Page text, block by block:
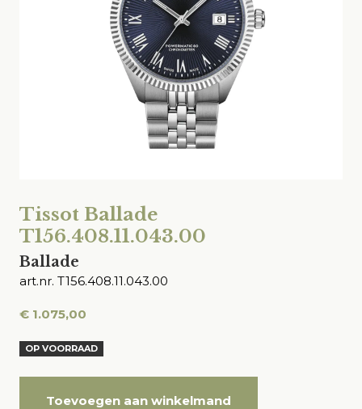
Tissot Ballade
T156.408.11.043.00
Ballade
art.nr. T156.408.11.043.00
€ 1.075,00
OP VOORRAAD
Toevoegen aan winkelmand